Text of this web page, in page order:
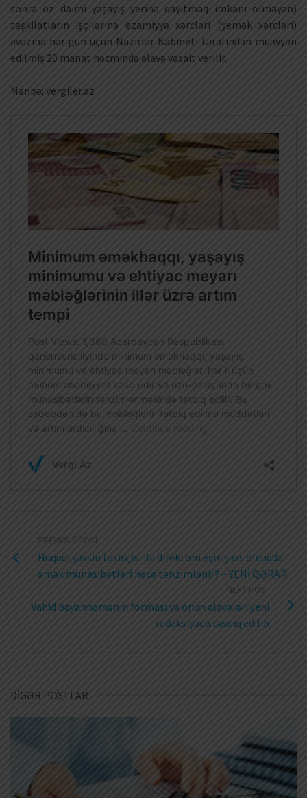
sonra öz daimi yaşayış yerinə qayıtmaq imkanı olmayan)
təşkilatların işçilərinə ezamiyyə xərcləri (yemək xərcləri)
əvəzinə hər gün üçün Nazirlər Kabineti tərəfindən müəyyən
edilmiş 20 manat həcmində əlavə vəsait verilir.
Mənbə: vergiler.az
PREVIOUS POST
Hüquqi şəxsin təsisçisi ilə direktoru eyni şəxs olduqda
əmək münasibətləri necə tənzimlənir? – YENİ QƏRAR
NEXT POST
Vahid bəyannamənin forması və onun əlavələri yeni
redaksiyada təsdiq edilib
DİGƏR POSTLAR